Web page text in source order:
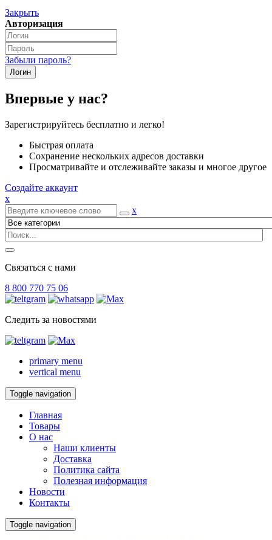
Закрыть
Авторизация
Забыли пароль?
Впервые у нас?
Зарегистрируйтесь бесплатно и легко!
Быстрая оплата
Сохранение нескольких адресов доставки
Просматривайте и отслеживайте заказы и многое другое
Создайте аккаунт
x
x
Связаться с нами
8 800 770 75 06
Следить за новостями
primary menu
vertical menu
Toggle navigation
Главная
Товары
О нас
Наши клиенты
Доставка
Политика сайта
Полезная информация
Новости
Контакты
Toggle navigation